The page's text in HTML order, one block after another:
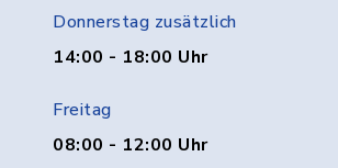
Donnerstag zusätzlich
14:00 - 18:00 Uhr
Freitag
08:00 - 12:00 Uhr